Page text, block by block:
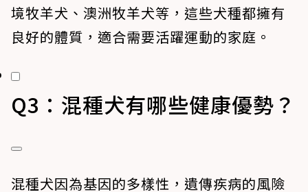
境牧羊犬、澳洲牧羊犬等，這些犬種都擁有
良好的體質，適合需要活躍運動的家庭。
Q3：混種犬有哪些健康優勢？
混種犬因為基因的多樣性，遺傳疾病的風險